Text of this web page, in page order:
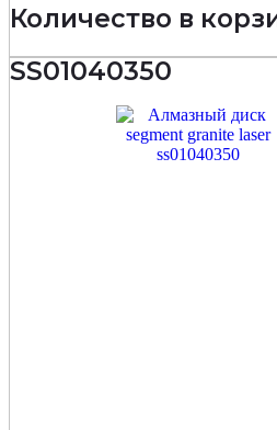
Количество в
SS01040350